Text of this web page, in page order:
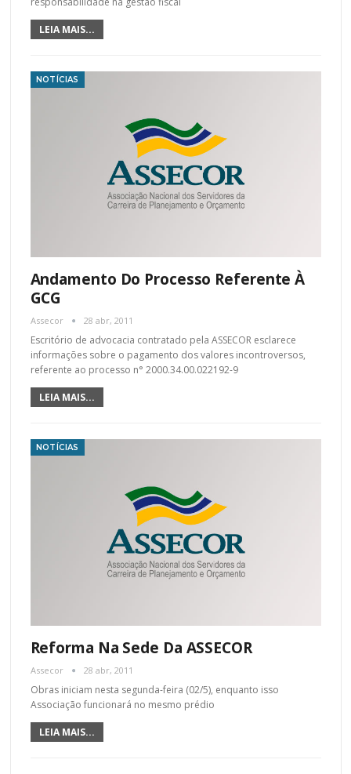
LEIA MAIS...
NOTÍCIAS
Andamento Do Processo Referente À
GCG
Assecor 28 abr, 2011
Escritório de advocacia contratado pela ASSECOR esclarece
informações sobre o pagamento dos valores incontroversos,
referente ao processo n° 2000.34.00.022192-9
LEIA MAIS...
NOTÍCIAS
Reforma Na Sede Da ASSECOR
Assecor 28 abr, 2011
Obras iniciam nesta segunda-feira (02/5), enquanto isso
Associação funcionará no mesmo prédio
LEIA MAIS...